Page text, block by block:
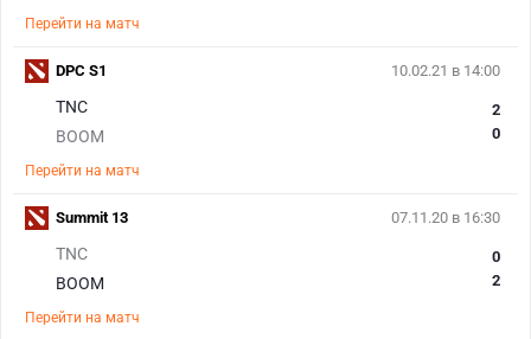
Перейти на матч
10.02.21 в 14:00
TNC
BOOM
2
0
Перейти на матч
DPC S1
07.11.20 в 16:30
TNC
BOOM
0
2
Перейти на матч
Summit 13